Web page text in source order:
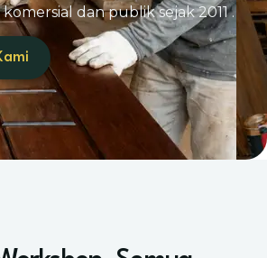
dan publik sejak 2011 .